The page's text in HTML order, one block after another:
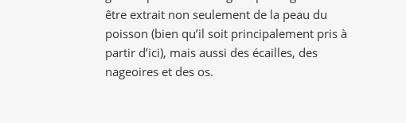
être extrait non seulement de la peau du
poisson (bien qu’il soit principalement pris à
partir d’ici), mais aussi des écailles, des
nageoires et des os.